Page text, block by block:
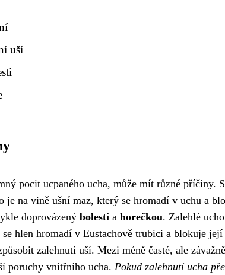
uší
pocit ucpaného ucha, může mít různé
je na vině ušní maz, který se hromadí v uchu a
doprovázený bolestía horečkou. Zalehlé
hlen hromadí v Eustachově trubici a blokuje
zalehnutí uší. Mezi méně časté, ale
poruchy vnitřního ucha. Pokud zalehnutí ucha